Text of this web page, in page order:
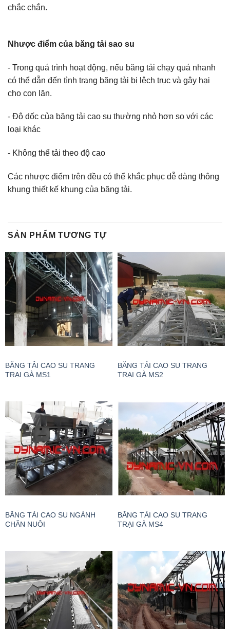
chắc chắn.
Nhược điểm của băng tải sao su
- Trong quá trình hoạt động, nếu băng tải chạy quá nhanh
có thể dẫn đến tình trạng băng tải bị lệch trục và gây hại
cho con lăn.
- Độ dốc của băng tải cao su thường nhỏ hơn so với các
loại khác
- Không thể tải theo độ cao
Các nhược điểm trên đều có thể khắc phục dễ dàng thông
khung thiết kế khung của băng tải.
SẢN PHẨM TƯƠNG TỰ
BĂNG TẢI CAO SU TRANG
TRẠI GÀ MS1
BĂNG TẢI CAO SU TRANG
TRẠI GÀ MS2
BĂNG TẢI CAO SU NGÀNH
CHĂN NUÔI
BĂNG TẢI CAO SU TRANG
TRẠI GÀ MS4